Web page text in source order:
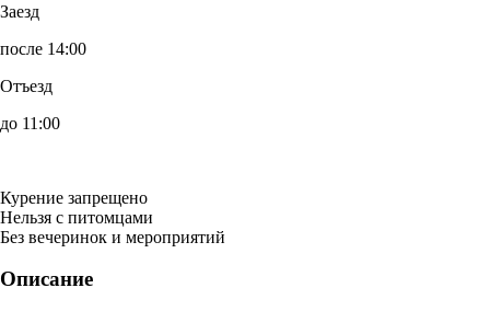
Заезд
после 14:00
Отъезд
до 11:00
Курение запрещено
Нельзя с питомцами
Без вечеринок и мероприятий
Описание